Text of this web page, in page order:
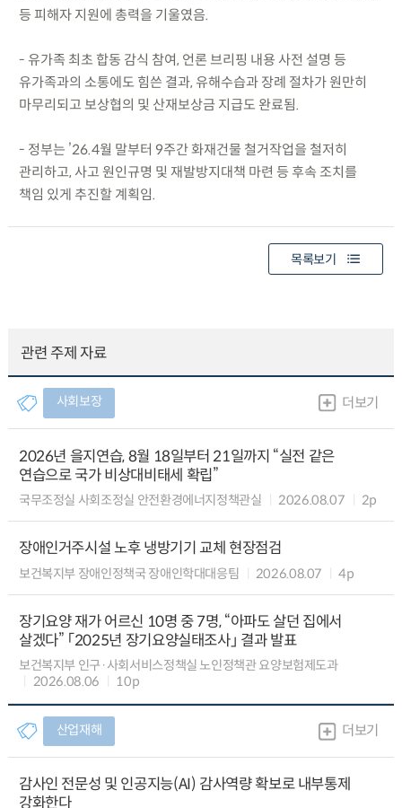
등 피해자 지원에 총력을 기울였음.
- 유가족 최초 합동 감식 참여, 언론 브리핑 내용 사전 설명 등
유가족과의 소통에도 힘쓴 결과, 유해수습과 장례 절차가 원만히
마무리되고 보상협의 및 산재보상금 지급도 완료됨.
- 정부는 ’26.4월 말부터 9주간 화재건물 철거작업을 철저히
관리하고, 사고 원인규명 및 재발방지대책 마련 등 후속 조치를
책임 있게 추진할 계획임.
목록보기
관련 주제 자료
사회보장 더보기
2026년 을지연습, 8월 18일부터 21일까지 “실전 같은
연습으로 국가 비상대비태세 확립”
국무조정실 사회조정실 안전환경에너지정책관실 2026.08.07 2p
장애인거주시설 노후 냉방기기 교체 현장점검
보건복지부 장애인정책국 장애인학대대응팀 2026.08.07 4p
장기요양 재가 어르신 10명 중 7명, “아파도 살던 집에서
살겠다” 「2025년 장기요양실태조사」 결과 발표
보건복지부 인구·사회서비스정책실 노인정책관 요양보험제도과
2026.08.06
10p
산업재해 더보기
감사인 전문성 및 인공지능(AI) 감사역량 확보로 내부통제
강화한다